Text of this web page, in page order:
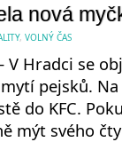
nová
, VOLNÝ ČAS
– V Hradci se
pejsků.
do KFC.
mýt svého